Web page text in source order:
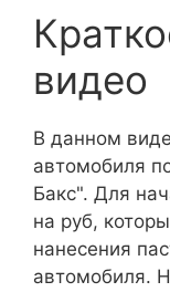
видео
В данном
автомобиля
Бакс". Для
на руб,
нанесения
автомобиля.